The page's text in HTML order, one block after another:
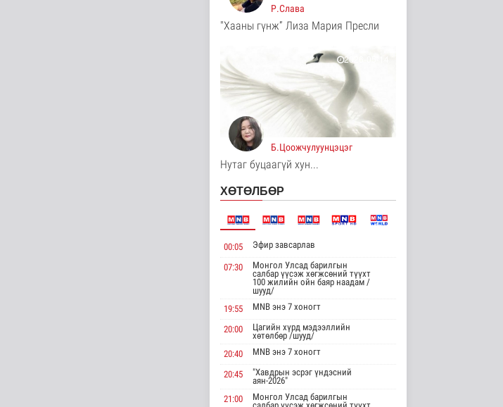
11 цаг 15 минутын өмнө
Европ дахь "Монгол гэр"
Энтертайнмент
11 цаг 23 минутын өмнө
Унгар Улс эрчим хүчээ
хэмнэх зорилгоор
хязгаарла..
Дэлхийд
12 цаг 37 минутын өмнө
жолооны болон..
Нийгэм
12 цаг 42 минутын өмнө
баатарлаг тууль" эрдэм
шин..
Танин мэдэхүй
12 цаг 53 минутын өмнө
МҮОНРТ-ийн Үндэсний
зөвлөлийн даргаар
Н.Монсор д..
12 цаг 58 минутын өмнө
АНУ полисиликон
Р.Слава
"Хааны гүнж” Лиза Мария Пресли
2026-05-14
Б.Цоожчулуунцэцэг
Нутаг буцаагүй хун...
ХӨТӨЛБӨР
00:05 Эфир завсарлав
07:30
Монгол Улсад барилгын
салбар үүсэж хөгжсөний түүхт
100 жилийн ойн баяр наадам /
шууд/
19:55
MNB энэ 7 хоногт
20:00
Цагийн хүрд мэдээллийн
хөтөлбөр /шууд/
20:40
MNB энэ 7 хоногт
20:45
"Хавдрын эсрэг үндэсний
аян-2026"
21:00
Монгол Улсад барилгын